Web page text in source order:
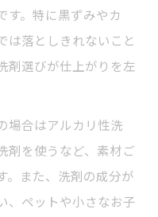
す。特に黒ずみやカ
は落としきれないこと
剤選びが仕上がりを左
場合はアルカリ性洗
剤を使うなど、素材ご
。また、洗剤の成分が
、ペットや小さなお子